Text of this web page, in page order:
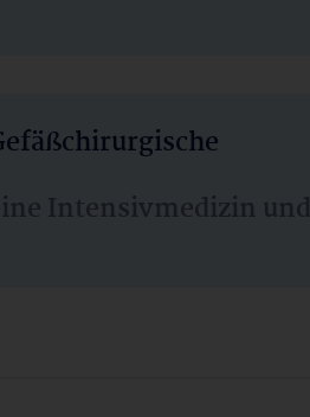
Intensivmedizin und